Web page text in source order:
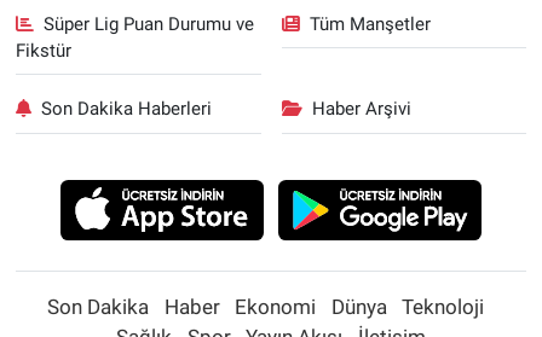
Süper Lig Puan Durumu ve
Fikstür
Tüm Manşetler
Son Dakika Haberleri Haber Arşivi
Son Dakika Haber Ekonomi Dünya
Teknoloji